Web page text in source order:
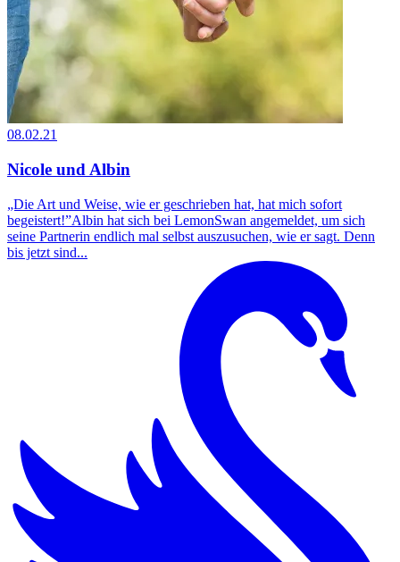
08.02.21
Nicole und Albin
„Die Art und Weise, wie er geschrieben hat, hat mich sofort
begeistert!”Albin hat sich bei LemonSwan angemeldet, um sich
seine Partnerin endlich mal selbst auszusuchen, wie er sagt. Denn
bis jetzt sind...